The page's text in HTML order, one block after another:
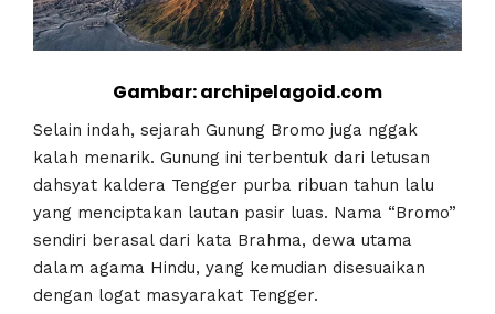
Gambar: archipelagoid.com
Selain indah, sejarah Gunung Bromo juga nggak
kalah menarik. Gunung ini terbentuk dari letusan
dahsyat kaldera Tengger purba ribuan tahun lalu
yang menciptakan lautan pasir luas. Nama “Bromo”
sendiri berasal dari kata Brahma, dewa utama
dalam agama Hindu, yang kemudian disesuaikan
dengan logat masyarakat Tengger.